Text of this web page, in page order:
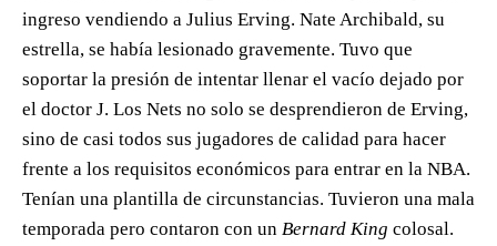
ingreso vendiendo a Julius Erving. Nate Archibald, su
estrella, se había lesionado gravemente. Tuvo que
soportar la presión de intentar llenar el vacío dejado por
el doctor J. Los Nets no solo se desprendieron de Erving,
sino de casi todos sus jugadores de calidad para hacer
frente a los requisitos económicos para entrar en la NBA.
Tenían una plantilla de circunstancias. Tuvieron una mala
temporada pero contaron con un Bernard King colosal.